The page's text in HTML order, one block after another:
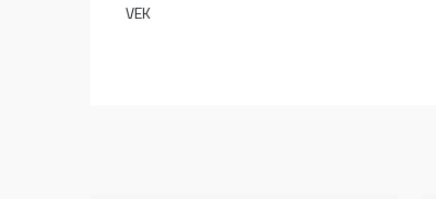
VEK